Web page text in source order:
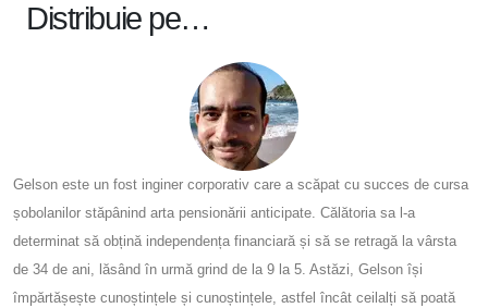
Distribuie pe…
Gelson este un fost inginer corporativ care a scăpat cu succes de cursa
șobolanilor stăpânind arta pensionării anticipate. Călătoria sa l-a
determinat să obțină independența financiară și să se retragă la vârsta
de 34 de ani, lăsând în urmă grind de la 9 la 5. Astăzi, Gelson își
împărtășește cunoștințele și cunoștințele, astfel încât ceilalți să poată